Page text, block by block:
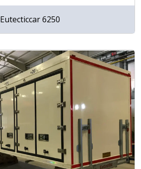
Eutecticcar 6250